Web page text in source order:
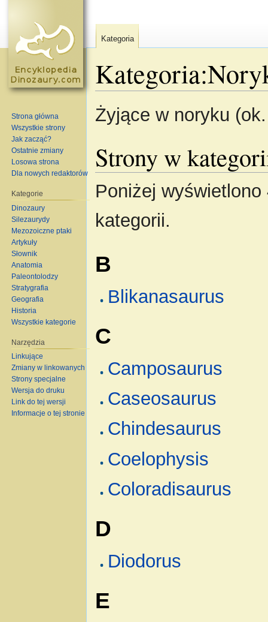
Żyjące w noryku
Strony w
Poniżej
kategorii.
B
Blikanasaurus
C
Camposaurus
Caseosaurus
Chindesaurus
Coelophysis
Coloradisaurus
D
Diodorus
E
Kategoria
Strona główna
Wszystkie strony
Jak zacząć?
Ostatnie zmiany
Losowa strona
Dla nowych redaktorów
Kategorie
Dinozaury
Silezaurydy
Mezozoiczne ptaki
Artykuły
Słownik
Anatomia
Paleontolodzy
Stratygrafia
Geografia
Historia
Wszystkie kategorie
Narzędzia
Linkujące
Zmiany w linkowanych
Strony specjalne
Wersja do druku
Link do tej wersji
Informacje o tej stronie